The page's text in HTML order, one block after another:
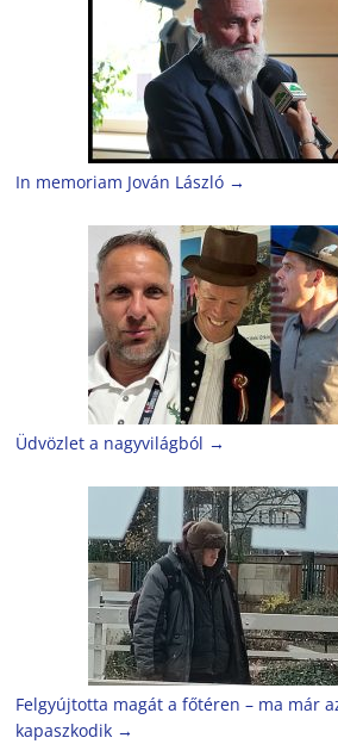
In memoriam Jován László →
Üdvözlet a nagyvilágból →
Felgyújtotta magát a főtéren – ma már
kapaszkodik →